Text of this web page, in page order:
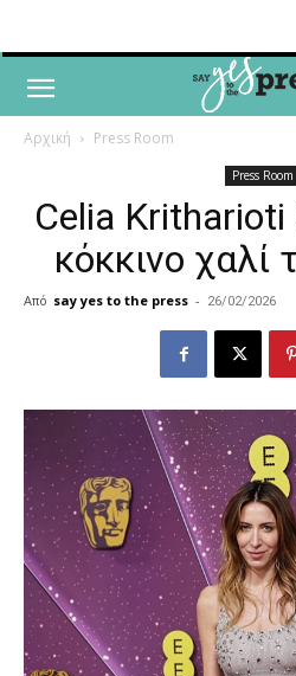
Αρχική Press Room
Press Room
Celia
κόκκινο χαλί
Από say yes to the press - 26/02/2026